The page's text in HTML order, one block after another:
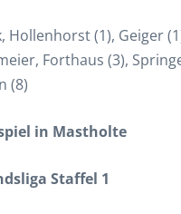
Hollenhorst (1), Geiger
Forthaus (3),
(8)
in Mastholte
Staffel 1